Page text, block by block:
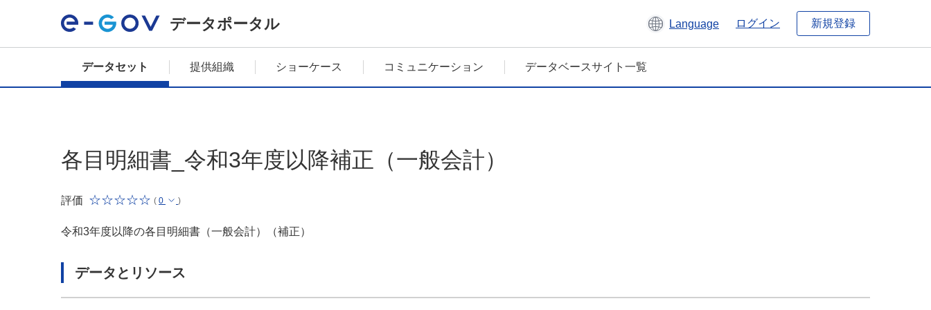
データポータル Language ログイン 新規登録
データセット 提供組織 ショーケース コミュニケーション データベースサイト一覧
各目明細書_令和3年度以降補正（一般会計）
評価 ( 0 )
令和3年度以降の各目明細書（一般会計）（補正）
データとリソース